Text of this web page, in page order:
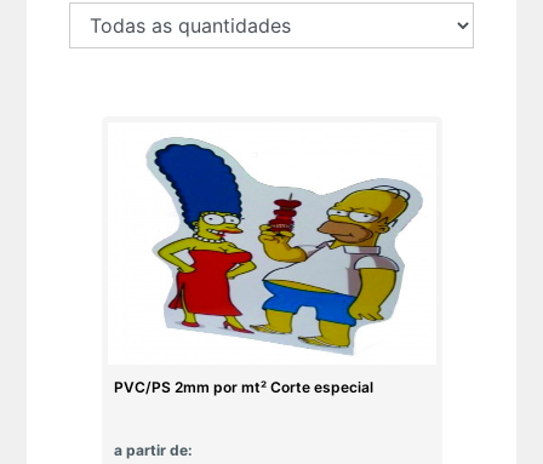
PVC/PS 2mm por mt² Corte especial
a partir de: